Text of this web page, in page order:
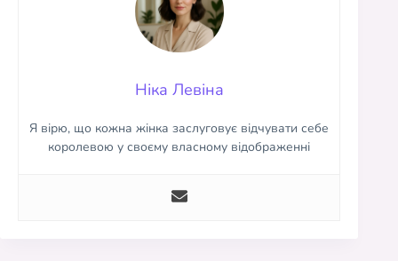
Ніка Левіна
Я вірю, що кожна жінка заслуговує відчувати себе
королевою у своєму власному відображенні